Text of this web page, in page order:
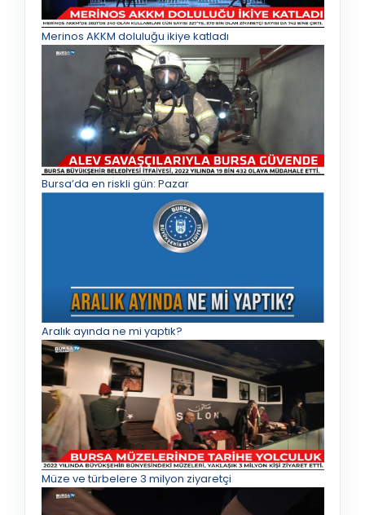
Merinos AKKM doluluğu ikiye katladı
Bursa’da en riskli gün: Pazar
Aralık ayında ne mi yaptık?
Müze ve türbelere 3 milyon ziyaretçi